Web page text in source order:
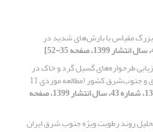
بزرگ مقیاس با بارش‌های شدید در
طرحواره‌های گسیل گرد و خاک در
مدل WRF-Chem توفان شرق و جنوب‌شرق کشور (مطالعه موردی 11
[دوره 1399، شماره 43، سال انتشار 1399، صفحه
روند رطوبت ویژه جنوب شرق ایران